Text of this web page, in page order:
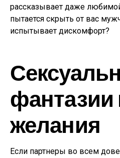
рассказывает даже
пытается скрыть от вас
испытывает дискомфорт?
фантазии
желания
Если партнеры во всем